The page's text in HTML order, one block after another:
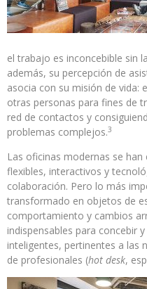
el trabajo es inconcebible sin
además, su percepción de
asocia con su misión de vida:
otras personas para fines de
red de contactos y
problemas complejos.3
Las oficinas modernas se
flexibles, interactivos y
colaboración. Pero lo más
transformado en objetos de
comportamiento y cambios
indispensables para concebir
inteligentes, pertinentes a las
de profesionales (hot desk,